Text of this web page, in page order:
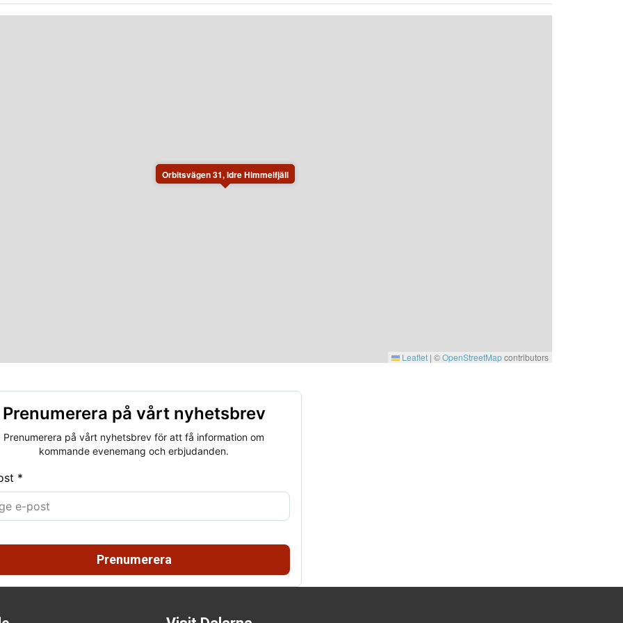
Orbitsvägen 31, Idre Himmelfjäll
Leaflet | ©OpenStreetMapcontributors
Prenumerera på vårt nyhetsbrev
Prenumerera på vårt nyhetsbrev för att få information om
kommande evenemang och erbjudanden.
*
Prenumerera